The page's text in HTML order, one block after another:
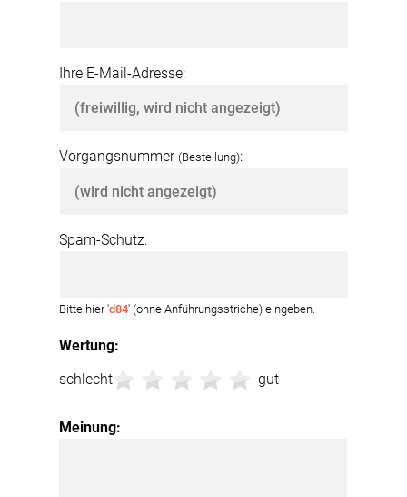
Wertung:
schlecht
gut
Meinung:
Ihre E-Mail-Adresse:
Vorgangsnummer (Bestellung):
Spam-Schutz:
Bitte hier 'd84' (ohne Anführungsstriche) eingeben.